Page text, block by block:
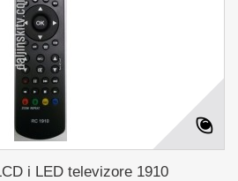
i LED televizore 1910